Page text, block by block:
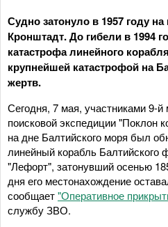
Судно затонуло в 1957 году
Кронштадт. До гибели в 1994
катастрофа линейного
крупнейшей катастрофой на
жертв.
Сегодня, 7 мая, участниками 9-
поисковой экспедиции "Поклон
на дне Балтийского моря был
линейный корабль Балтийского
"Лефорт", затонувший осенью
дня его местонахождение
сообщает"Оперативное
службу ЗВО.